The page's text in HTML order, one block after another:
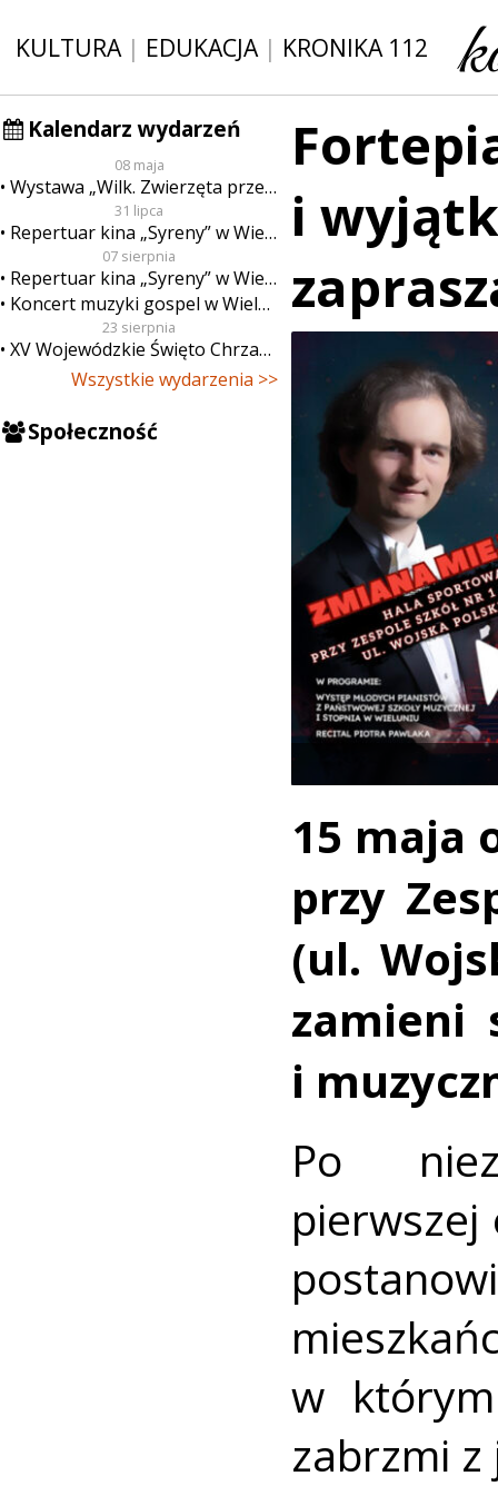
KULTURA| EDUKACJA| KRONIKA 112
Kalendarz wydarzeń
08 maja
Wystawa „Wilk. Zwierzęta przeklęte”
31 lipca
Repertuar kina „Syreny” w Wieluniu w dn. od 31 lipca do 6 sierpnia
07 sierpnia
Repertuar kina „Syreny” w Wieluniu w dn. od 7 do 13 sierpnia
Koncert muzyki gospel w Wieluniu
23 sierpnia
XV Wojewódzkie Święto Chrzanu
Wszystkie wydarzenia >>
Społeczność
i
15 maja
przy
(ul.
zamieni
i
Po
w
zabrzmi z